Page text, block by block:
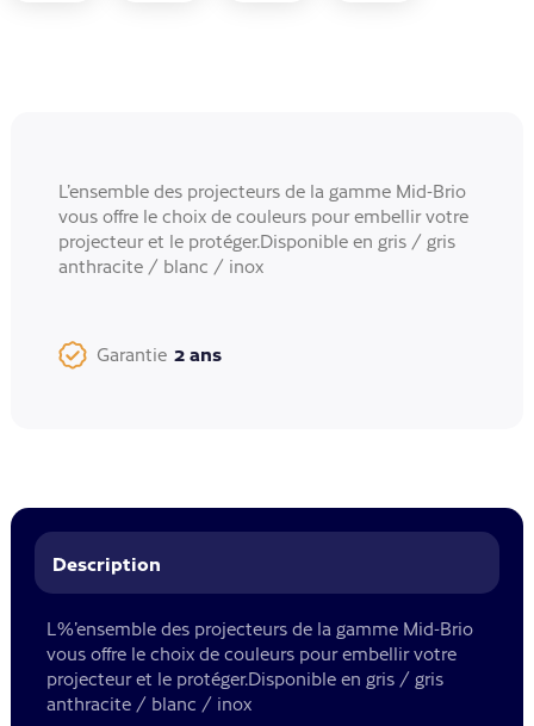
L’ensemble des projecteurs de la gamme Mid-Brio
vous offre le choix de couleurs pour embellir votre
projecteur et le protéger.Disponible en gris / gris
anthracite / blanc / inox
Garantie 2 ans
Description
L%’ensemble des projecteurs de la gamme Mid-Brio
vous offre le choix de couleurs pour embellir votre
projecteur et le protéger.Disponible en gris / gris
anthracite / blanc / inox